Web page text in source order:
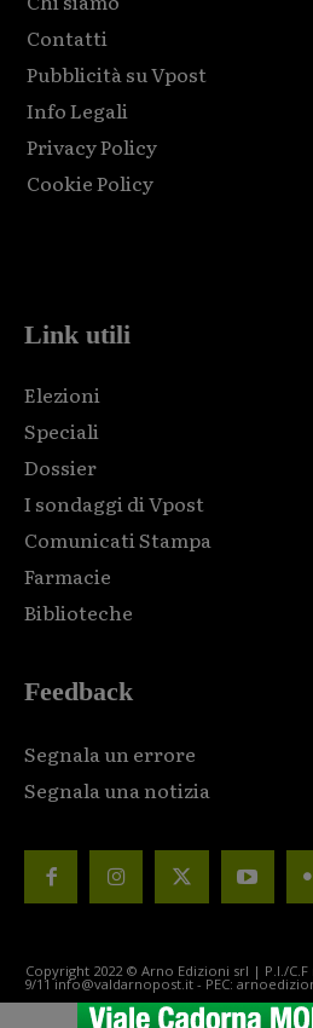
Contatti
Pubblicità su Vpost
Info Legali
Privacy Policy
Cookie Policy
Link utili
Elezioni
Speciali
Dossier
I sondaggi di Vpost
Comunicati Stampa
Farmacie
Biblioteche
Feedback
Segnala un errore
Segnala una notizia
Copyright 2022 © Arno Edizioni srl | P.I./C.F
9/11 info@valdarnopost.it - PEC: